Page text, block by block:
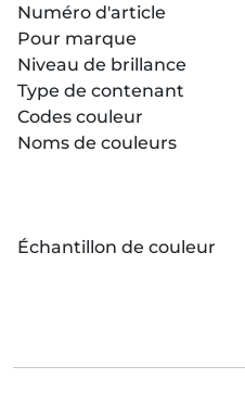
Numéro d'article
Pour marque
Niveau de brillance
Type de contenant
Codes couleur
Noms de couleurs
Échantillon de couleur